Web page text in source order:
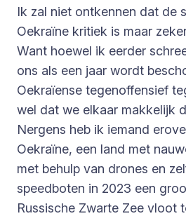
Ik zal niet ontkennen dat de
Oekraïne kritiek is maar
Want hoewel ik eerder
ons als een jaar wordt
Oekraïense tegenoffensief
wel dat we elkaar makkelijk
Nergens heb ik iemand
Oekraïne, een land met
met behulp van drones en
speedboten in 2023 een
Russische Zwarte Zee vloot